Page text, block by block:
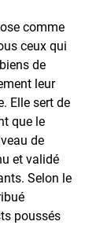
comme
ceux qui
de
leur
Elle sert de
que le
de
et validé
Selon le
poussés